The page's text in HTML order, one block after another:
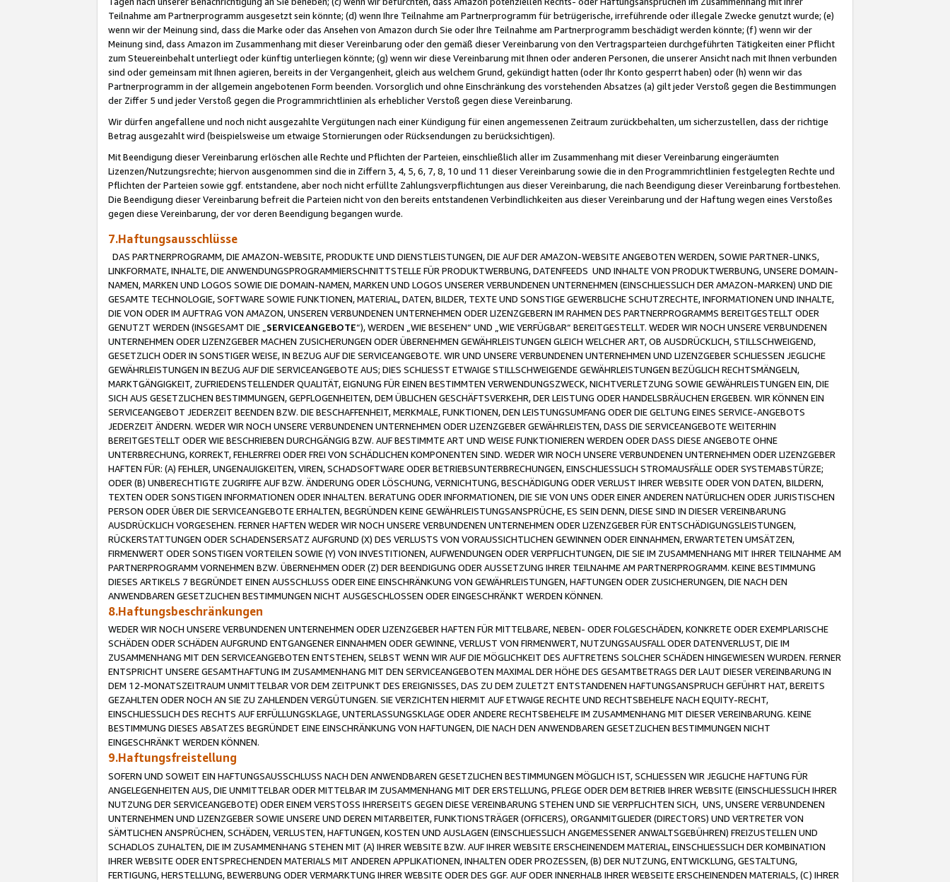
Teilnahme am Partnerprogramm ausgesetzt sein könnte; (d) wenn Ihre Teilnahme am Partnerprogramm für betrügerische, irreführende oder illegale Zwecke genutzt wurde; (e)
wenn wir der Meinung sind, dass die Marke oder das Ansehen von Amazon durch Sie oder Ihre Teilnahme am Partnerprogramm beschädigt werden könnte; (f) wenn wir der
Meinung sind, dass Amazon im Zusammenhang mit dieser Vereinbarung oder den gemäß dieser Vereinbarung von den Vertragsparteien durchgeführten Tätigkeiten einer Pflicht
zum Steuereinbehalt unterliegt oder künftig unterliegen könnte; (g) wenn wir diese Vereinbarung mit Ihnen oder anderen Personen, die unserer Ansicht nach mit Ihnen verbunden
sind oder gemeinsam mit Ihnen agieren, bereits in der Vergangenheit, gleich aus welchem Grund, gekündigt hatten (oder Ihr Konto gesperrt haben) oder (h) wenn wir das
Partnerprogramm in der allgemein angebotenen Form beenden. Vorsorglich und ohne Einschränkung des vorstehenden Absatzes (a) gilt jeder Verstoß gegen die Bestimmungen
der Ziffer 5 und jeder Verstoß gegen die Programmrichtlinien als erheblicher Verstoß gegen diese Vereinbarung.
Wir dürfen angefallene und noch nicht ausgezahlte Vergütungen nach einer Kündigung für einen angemessenen Zeitraum zurückbehalten, um sicherzustellen, dass der richtige
Betrag ausgezahlt wird (beispielsweise um etwaige Stornierungen oder Rücksendungen zu berücksichtigen).
Mit Beendigung dieser Vereinbarung erlöschen alle Rechte und Pflichten der Parteien, einschließlich aller im Zusammenhang mit dieser Vereinbarung eingeräumten
Lizenzen/Nutzungsrechte; hiervon ausgenommen sind die in Ziffern 3, 4, 5, 6, 7, 8, 10 und 11 dieser Vereinbarung sowie die in den Programmrichtlinien festgelegten Rechte und
Pflichten der Parteien sowie ggf. entstandene, aber noch nicht erfüllte Zahlungsverpflichtungen aus dieser Vereinbarung, die nach Beendigung dieser Vereinbarung fortbestehen.
Die Beendigung dieser Vereinbarung befreit die Parteien nicht von den bereits entstandenen Verbindlichkeiten aus dieser Vereinbarung und der Haftung wegen eines Verstoßes
gegen diese Vereinbarung, der vor deren Beendigung begangen wurde.
7.Haftungsausschlüsse
DAS PARTNERPROGRAMM, DIE AMAZON-WEBSITE, PRODUKTE UND DIENSTLEISTUNGEN, DIE AUF DER AMAZON-WEBSITE ANGEBOTEN WERDEN, SOWIE PARTNER-LINKS,
LINKFORMATE, INHALTE, DIE ANWENDUNGSPROGRAMMIERSCHNITTSTELLE FÜR PRODUKTWERBUNG, DATENFEEDS UND INHALTE VON PRODUKTWERBUNG, UNSERE DOMAIN-
NAMEN, MARKEN UND LOGOS SOWIE DIE DOMAIN-NAMEN, MARKEN UND LOGOS UNSERER VERBUNDENEN UNTERNEHMEN (EINSCHLIESSLICH DER AMAZON-MARKEN) UND DIE
GESAMTE TECHNOLOGIE, SOFTWARE SOWIE FUNKTIONEN, MATERIAL, DATEN, BILDER, TEXTE UND SONSTIGE GEWERBLICHE SCHUTZRECHTE, INFORMATIONEN UND INHALTE,
DIE VON ODER IM AUFTRAG VON AMAZON, UNSEREN VERBUNDENEN UNTERNEHMEN ODER LIZENZGEBERN IM RAHMEN DES PARTNERPROGRAMMS BEREITGESTELLT ODER
GENUTZT WERDEN (INSGESAMT DIE „ SERVICEANGEBOTE“), WERDEN „WIE BESEHEN“ UND „WIE VERFÜGBAR“ BEREITGESTELLT. WEDER WIR NOCH UNSERE VERBUNDENEN
UNTERNEHMEN ODER LIZENZGEBER MACHEN ZUSICHERUNGEN ODER ÜBERNEHMEN GEWÄHRLEISTUNGEN GLEICH WELCHER ART, OB AUSDRÜCKLICH, STILLSCHWEIGEND,
GESETZLICH ODER IN SONSTIGER WEISE, IN BEZUG AUF DIE SERVICEANGEBOTE. WIR UND UNSERE VERBUNDENEN UNTERNEHMEN UND LIZENZGEBER SCHLIESSEN JEGLICHE
GEWÄHRLEISTUNGEN IN BEZUG AUF DIE SERVICEANGEBOTE AUS; DIES SCHLIESST ETWAIGE STILLSCHWEIGENDE GEWÄHRLEISTUNGEN BEZÜGLICH RECHTSMÄNGELN,
MARKTGÄNGIGKEIT, ZUFRIEDENSTELLENDER QUALITÄT, EIGNUNG FÜR EINEN BESTIMMTEN VERWENDUNGSZWECK, NICHTVERLETZUNG SOWIE GEWÄHRLEISTUNGEN EIN, DIE
SICH AUS GESETZLICHEN BESTIMMUNGEN, GEPFLOGENHEITEN, DEM ÜBLICHEN GESCHÄFTSVERKEHR, DER LEISTUNG ODER HANDELSBRÄUCHEN ERGEBEN. WIR KÖNNEN EIN
SERVICEANGEBOT JEDERZEIT BEENDEN BZW. DIE BESCHAFFENHEIT, MERKMALE, FUNKTIONEN, DEN LEISTUNGSUMFANG ODER DIE GELTUNG EINES SERVICE-ANGEBOTS
JEDERZEIT ÄNDERN. WEDER WIR NOCH UNSERE VERBUNDENEN UNTERNEHMEN ODER LIZENZGEBER GEWÄHRLEISTEN, DASS DIE SERVICEANGEBOTE WEITERHIN
BEREITGESTELLT ODER WIE BESCHRIEBEN DURCHGÄNGIG BZW. AUF BESTIMMTE ART UND WEISE FUNKTIONIEREN WERDEN ODER DASS DIESE ANGEBOTE OHNE
UNTERBRECHUNG, KORREKT, FEHLERFREI ODER FREI VON SCHÄDLICHEN KOMPONENTEN SIND. WEDER WIR NOCH UNSERE VERBUNDENEN UNTERNEHMEN ODER LIZENZGEBER
HAFTEN FÜR: (A) FEHLER, UNGENAUIGKEITEN, VIREN, SCHADSOFTWARE ODER BETRIEBSUNTERBRECHUNGEN, EINSCHLIESSLICH STROMAUSFÄLLE ODER SYSTEMABSTÜRZE;
ODER (B) UNBERECHTIGTE ZUGRIFFE AUF BZW. ÄNDERUNG ODER LÖSCHUNG, VERNICHTUNG, BESCHÄDIGUNG ODER VERLUST IHRER WEBSITE ODER VON DATEN, BILDERN,
TEXTEN ODER SONSTIGEN INFORMATIONEN ODER INHALTEN. BERATUNG ODER INFORMATIONEN, DIE SIE VON UNS ODER EINER ANDEREN NATÜRLICHEN ODER JURISTISCHEN
PERSON ODER ÜBER DIE SERVICEANGEBOTE ERHALTEN, BEGRÜNDEN KEINE GEWÄHRLEISTUNGSANSPRÜCHE, ES SEIN DENN, DIESE SIND IN DIESER VEREINBARUNG
AUSDRÜCKLICH VORGESEHEN. FERNER HAFTEN WEDER WIR NOCH UNSERE VERBUNDENEN UNTERNEHMEN ODER LIZENZGEBER FÜR ENTSCHÄDIGUNGSLEISTUNGEN,
RÜCKERSTATTUNGEN ODER SCHADENSERSATZ AUFGRUND (X) DES VERLUSTS VON VORAUSSICHTLICHEN GEWINNEN ODER EINNAHMEN, ERWARTETEN UMSÄTZEN,
FIRMENWERT ODER SONSTIGEN VORTEILEN SOWIE (Y) VON INVESTITIONEN, AUFWENDUNGEN ODER VERPFLICHTUNGEN, DIE SIE IM ZUSAMMENHANG MIT IHRER TEILNAHME AM
PARTNERPROGRAMM VORNEHMEN BZW. ÜBERNEHMEN ODER (Z) DER BEENDIGUNG ODER AUSSETZUNG IHRER TEILNAHME AM PARTNERPROGRAMM. KEINE BESTIMMUNG
DIESES ARTIKELS 7 BEGRÜNDET EINEN AUSSCHLUSS ODER EINE EINSCHRÄNKUNG VON GEWÄHRLEISTUNGEN, HAFTUNGEN ODER ZUSICHERUNGEN, DIE NACH DEN
ANWENDBAREN GESETZLICHEN BESTIMMUNGEN NICHT AUSGESCHLOSSEN ODER EINGESCHRÄNKT WERDEN KÖNNEN.
8.Haftungsbeschränkungen
WEDER WIR NOCH UNSERE VERBUNDENEN UNTERNEHMEN ODER LIZENZGEBER HAFTEN FÜR MITTELBARE, NEBEN- ODER FOLGESCHÄDEN, KONKRETE ODER EXEMPLARISCHE
SCHÄDEN ODER SCHÄDEN AUFGRUND ENTGANGENER EINNAHMEN ODER GEWINNE, VERLUST VON FIRMENWERT, NUTZUNGSAUSFALL ODER DATENVERLUST, DIE IM
ZUSAMMENHANG MIT DEN SERVICEANGEBOTEN ENTSTEHEN, SELBST WENN WIR AUF DIE MÖGLICHKEIT DES AUFTRETENS SOLCHER SCHÄDEN HINGEWIESEN WURDEN. FERNER
ENTSPRICHT UNSERE GESAMTHAFTUNG IM ZUSAMMENHANG MIT DEN SERVICEANGEBOTEN MAXIMAL DER HÖHE DES GESAMTBETRAGS DER LAUT DIESER VEREINBARUNG IN
DEM 12-MONATSZEITRAUM UNMITTELBAR VOR DEM ZEITPUNKT DES EREIGNISSES, DAS ZU DEM ZULETZT ENTSTANDENEN HAFTUNGSANSPRUCH GEFÜHRT HAT, BEREITS
GEZAHLTEN ODER NOCH AN SIE ZU ZAHLENDEN VERGÜTUNGEN. SIE VERZICHTEN HIERMIT AUF ETWAIGE RECHTE UND RECHTSBEHELFE NACH EQUITY-RECHT,
EINSCHLIESSLICH DES RECHTS AUF ERFÜLLUNGSKLAGE, UNTERLASSUNGSKLAGE ODER ANDERE RECHTSBEHELFE IM ZUSAMMENHANG MIT DIESER VEREINBARUNG. KEINE
BESTIMMUNG DIESES ABSATZES BEGRÜNDET EINE EINSCHRÄNKUNG VON HAFTUNGEN, DIE NACH DEN ANWENDBAREN GESETZLICHEN BESTIMMUNGEN NICHT
EINGESCHRÄNKT WERDEN KÖNNEN.
9.Haftungsfreistellung
SOFERN UND SOWEIT EIN HAFTUNGSAUSSCHLUSS NACH DEN ANWENDBAREN GESETZLICHEN BESTIMMUNGEN MÖGLICH IST, SCHLIESSEN WIR JEGLICHE HAFTUNG FÜR
ANGELEGENHEITEN AUS, DIE UNMITTELBAR ODER MITTELBAR IM ZUSAMMENHANG MIT DER ERSTELLUNG, PFLEGE ODER DEM BETRIEB IHRER WEBSITE (EINSCHLIESSLICH IHRER
NUTZUNG DER SERVICEANGEBOTE) ODER EINEM VERSTOSS IHRERSEITS GEGEN DIESE VEREINBARUNG STEHEN UND SIE VERPFLICHTEN SICH, UNS, UNSERE VERBUNDENEN
UNTERNEHMEN UND LIZENZGEBER SOWIE UNSERE UND DEREN MITARBEITER, FUNKTIONSTRÄGER (OFFICERS), ORGANMITGLIEDER (DIRECTORS) UND VERTRETER VON
SÄMTLICHEN ANSPRÜCHEN, SCHÄDEN, VERLUSTEN, HAFTUNGEN, KOSTEN UND AUSLAGEN (EINSCHLIESSLICH ANGEMESSENER ANWALTSGEBÜHREN) FREIZUSTELLEN UND
SCHADLOS ZUHALTEN, DIE IM ZUSAMMENHANG STEHEN MIT (A) IHRER WEBSITE BZW. AUF IHRER WEBSITE ERSCHEINENDEM MATERIAL, EINSCHLIESSLICH DER KOMBINATION
IHRER WEBSITE ODER ENTSPRECHENDEN MATERIALS MIT ANDEREN APPLIKATIONEN, INHALTEN ODER PROZESSEN, (B) DER NUTZUNG, ENTWICKLUNG, GESTALTUNG,
FERTIGUNG, HERSTELLUNG, BEWERBUNG ODER VERMARKTUNG IHRER WEBSITE ODER DES GGF. AUF ODER INNERHALB IHRER WEBSEITE ERSCHEINENDEN MATERIALS, (C) IHRER